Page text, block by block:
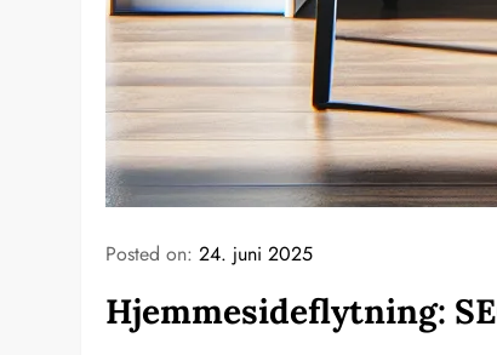
Posted on:24. juni 2025
Hjemmesideflytning: